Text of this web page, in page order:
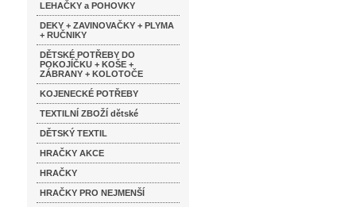
LEHAČKY a POHOVKY
DEKY + ZAVINOVAČKY + PLYMA
+ RUČNIKY
DĚTSKÉ POTŘEBY DO
POKOJÍČKU + KOŠE +
ZÁBRANY + KOLOTOČE
KOJENECKÉ POTŘEBY
TEXTILNÍ ZBOŽÍ dětské
DĚTSKÝ TEXTIL
HRAČKY AKCE
HRAČKY
HRAČKY PRO NEJMENŠÍ